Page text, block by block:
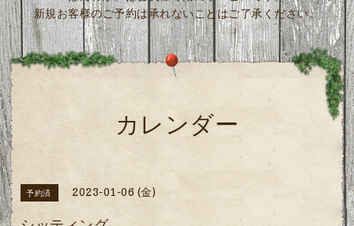
新規お客様のご予約は承れないことはご了承ください。
カレンダー
予約済 2023-01-06 (金)